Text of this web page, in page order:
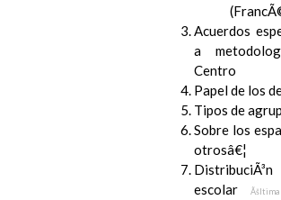
Acuerdos
a
Centro
Papel de los
Tipos de
Sobre los
otrosâ€¦
escolar
Ãšltima